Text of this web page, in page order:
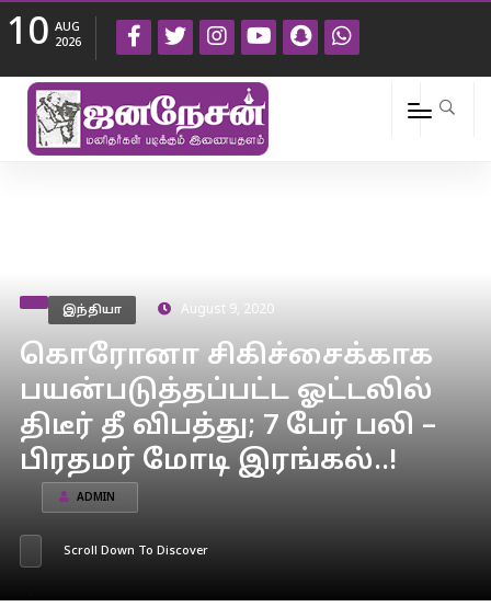
10 AUG
2026
இந்தியா August 9, 2020
கொரோனா சிகிச்சைக்காக
பயன்படுத்தப்பட்ட ஓட்டலில்
திடீர் தீ விபத்து; 7 பேர் பலி –
பிரதமர் மோடி இரங்கல்..!
ADMIN
Scroll Down To Discover